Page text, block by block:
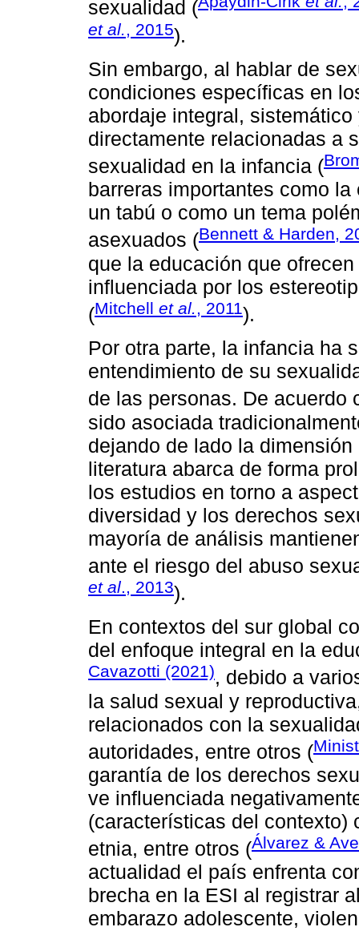
sexualidad (
et al.
, 2015).
Sin embargo, al hablar de
condiciones específicas en
abordaje integral,
directamente relacionadas a
sexualidad en la infancia (
barreras importantes como
un tabú o como un tema
asexuados (Bennett & Harden,
que la educación que
influenciada por los
(Mitchell et al., 2011).
Por otra parte, la infancia ha
entendimiento de su
de las personas. De acuerdo
sido asociada
dejando de lado la
literatura abarca de forma
los estudios en torno a
diversidad y los derechos
mayoría de análisis
ante el riesgo del abuso
et al., 2013).
En contextos del sur global
del enfoque integral en la
Cavazotti (2021), debido a
la salud sexual y
relacionados con la
autoridades, entre otros (
garantía de los derechos
ve influenciada
(características del contexto)
etnia, entre otros (Álvarez &
actualidad el país enfrenta
brecha en la ESI al registrar
embarazo adolescente,